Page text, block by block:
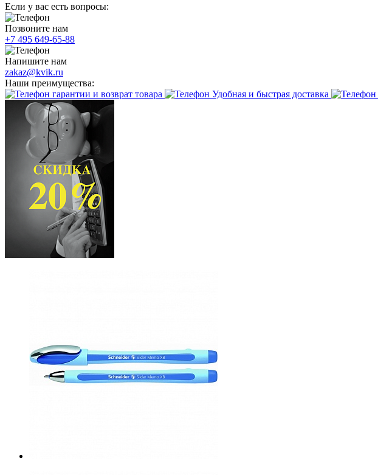
Если у вас есть вопросы:
Позвоните нам
+7 495 649-65-88
Напишите нам
zakaz@kvik.ru
Наши преимущества:
гарантии и возврат товара
Удобная и быстрая доставка